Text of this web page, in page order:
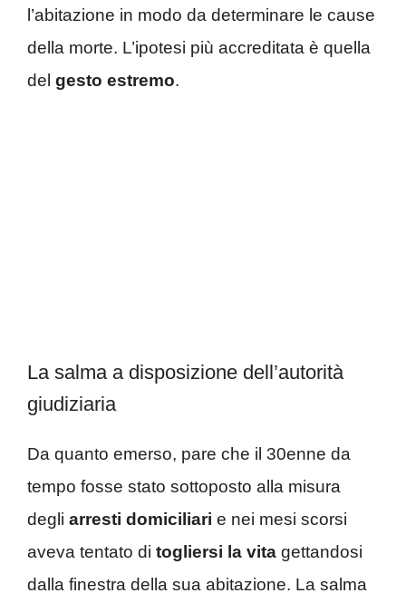
l’abitazione in modo da determinare le cause
della morte. L’ipotesi più accreditata è quella
del gesto estremo.
La salma a disposizione dell’autorità
giudiziaria
Da quanto emerso, pare che il 30enne da
tempo fosse stato sottoposto alla misura
degli arresti domiciliari e nei mesi scorsi
aveva tentato di togliersi la vita gettandosi
dalla finestra della sua abitazione. La salma